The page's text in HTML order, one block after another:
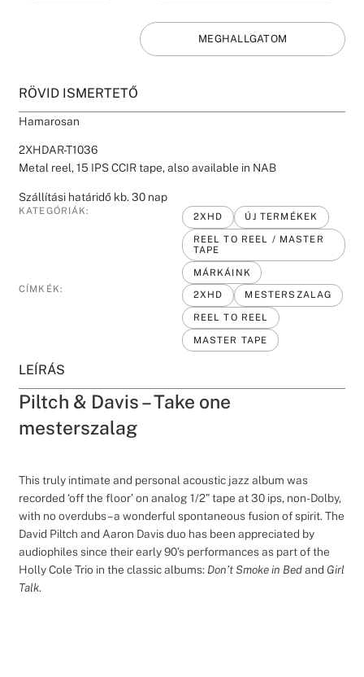
MEGHALLGATOM
RÖVID ISMERTETŐ
Hamarosan
2XHDAR-T1036
Metal reel, 15 IPS CCIR tape, also available in NAB
Szállítási határidő kb. 30 nap
KATEGÓRIÁK:
2XHD
ÚJ TERMÉKEK
REEL TO REEL / MASTER
TAPE
MÁRKÁINK
CÍMKÉK:
2XHD
MESTERSZALAG
REEL TO REEL
MASTER TAPE
LEÍRÁS
Piltch & Davis – Take one
mesterszalag
This truly intimate and personal acoustic jazz album was
recorded ‘off the floor’ on analog 1/2” tape at 30 ips, non-Dolby,
with no overdubs – a wonderful spontaneous fusion of spirit. The
David Piltch and Aaron Davis duo has been appreciated by
audiophiles since their early 90’s performances as part of the
Holly Cole Trio in the classic albums: Don’t Smoke in Bedand Girl
Talk.